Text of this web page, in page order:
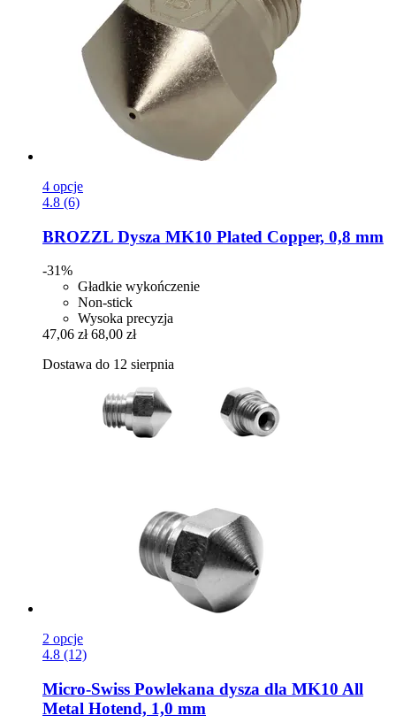
4 opcje
4.8 (6)
BROZZL Dysza MK10 Plated Copper, 0,8 mm
-31%
Gładkie wykończenie
Non-stick
Wysoka precyzja
47,06 zł 68,00 zł
Dostawa do 12 sierpnia
2 opcje
4.8 (12)
Micro-Swiss Powlekana dysza dla MK10 All
Metal Hotend, 1,0 mm